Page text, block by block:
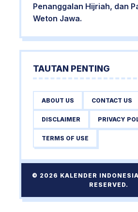
Penanggalan Hijriah, dan
Weton Jawa.
TAUTAN PENTING
ABOUT US CONTACT US
DISCLAIMER PRIVACY
TERMS OF USE
© 2026 KALENDER
RESERVED.